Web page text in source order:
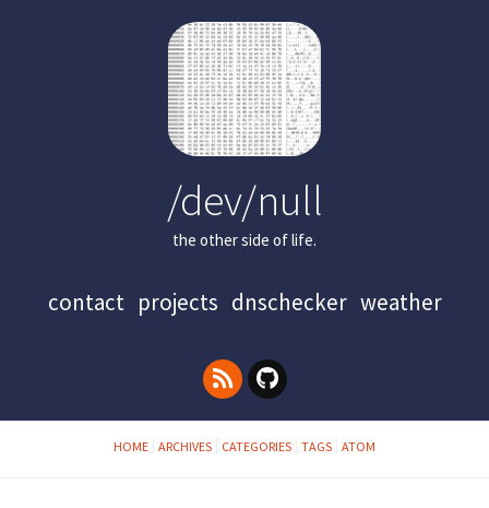
/dev/null
the other side of life.
contact projects dnschecker weather
HOME ARCHIVES CATEGORIES TAGS ATOM